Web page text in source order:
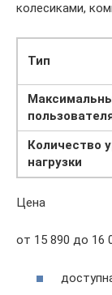
колесиками,
Тип
Количество
нагрузки
Цена
от 15 890 до 16